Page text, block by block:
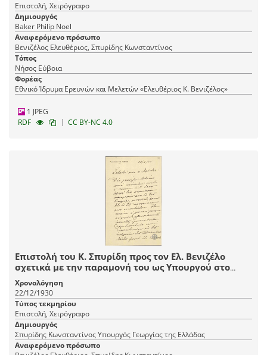
Επιστολή, Χειρόγραφο
Δημιουργός
Baker Philip Noel
Αναφερόμενο πρόσωπο
Βενιζέλος Ελευθέριος, Σπυρίδης Κωνσταντίνος
Τόπος
Νήσος Εύβοια
Φορέας
Εθνικό Ίδρυμα Ερευνών και Μελετών «Ελευθέριος Κ. Βενιζέλος»
1 JPEG
RDF
| CC BY-NC 4.0
Επιστολή του Κ. Σπυρίδη προς τον Ελ. Βενιζέλο
σχετικά με την παραμονή του ως Υπουργού στο
Υπουργείο Γεωργίας.
Χρονολόγηση
22/12/1930
Τύπος τεκμηρίου
Επιστολή, Χειρόγραφο
Δημιουργός
Σπυρίδης Κωνσταντίνος Υπουργός Γεωργίας της Ελλάδας
Αναφερόμενο πρόσωπο